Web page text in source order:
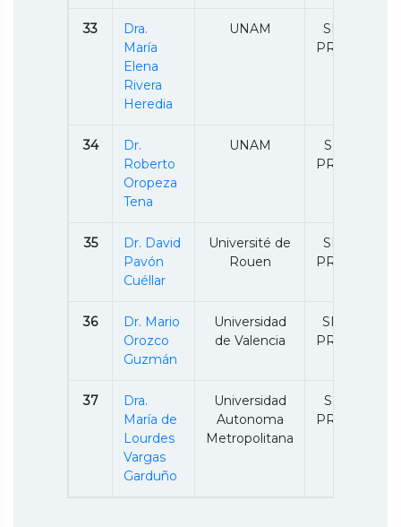
33
Dra.
María
Elena
Rivera
Heredia
UNAM
SNII 3 /
PRODEP
34
Dr.
Roberto
Oropeza
Tena
UNAM
SNII 1 /
PRODEP
35
Dr. David
Pavón
Cuéllar
Université de
Rouen
SNII 2 /
PRODEP
36
Dr. Mario
Orozco
Guzmán
Universidad
de Valencia
SNII C /
PRODEP
37
Dra.
María de
Lourdes
Vargas
Garduño
Universidad
Autonoma
Metropolitana
SNII 1 /
PRODEP